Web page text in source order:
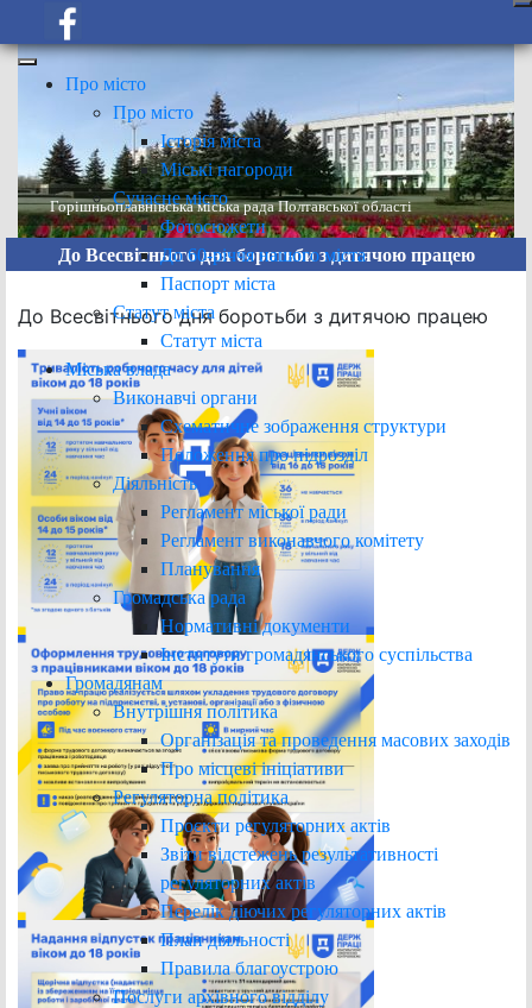
Про місто
Про місто
Історія міста
Міські нагороди
Сучасне місто
Фотосюжети
До 60-річчя нашого міста
Паспорт міста
Статут міста
Статут міста
Міська влада
Виконавчі органи
Схематичне зображення структури
Положення про підрозділ
Діяльність
Регламент міської ради
Регламент виконавчого комітету
Планування
Громадська рада
Нормативні документи
Інститути громадянського суспільства
Громадянам
Внутрішня політика
Організація та проведення масових заходів
Про місцеві ініціативи
Регуляторна політика
Проєкти регуляторних актів
Звіти відстежень результативності
регуляторних актів
Перелік діючих регуляторних актів
План діяльності
Правила благоустрою
Послуги архівного відділу
Горішньоплавнівська міська рада Полтавської області
До Всесвітнього дня боротьби з дитячою працею
До Всесвітнього дня боротьби з дитячою працею